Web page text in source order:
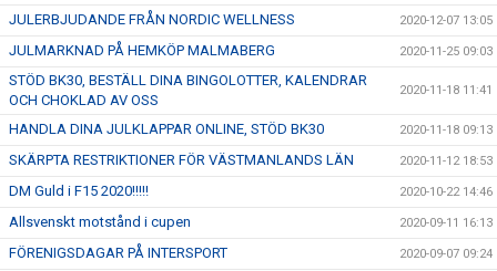
JULERBJUDANDE FRÅN NORDIC WELLNESS 2020-12-07 13:05
JULMARKNAD PÅ HEMKÖP MALMABERG 2020-11-25 09:03
STÖD BK30, BESTÄLL DINA BINGOLOTTER, KALENDRAR
OCH CHOKLAD AV OSS
2020-11-18 11:41
HANDLA DINA JULKLAPPAR ONLINE, STÖD BK30 2020-11-18 09:13
SKÄRPTA RESTRIKTIONER FÖR VÄSTMANLANDS LÄN 2020-11-12 18:53
DM Guld i F15 2020!!!!! 2020-10-22 14:46
Allsvenskt motstånd i cupen 2020-09-11 16:13
FÖRENIGSDAGAR PÅ INTERSPORT 2020-09-07 09:24